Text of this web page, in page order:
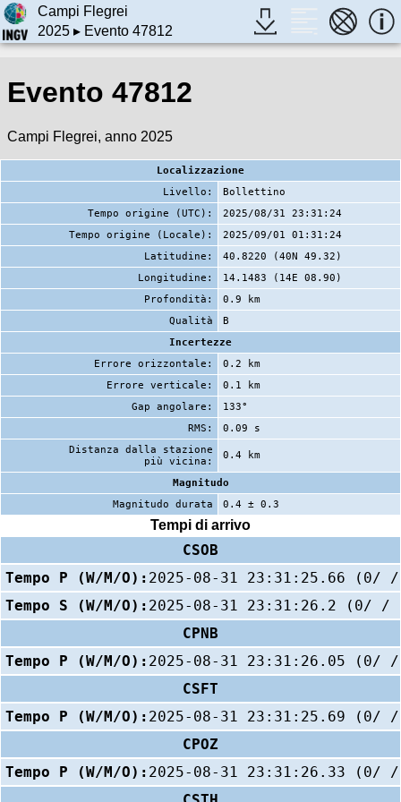
Campi Flegrei
2025▸ Evento 47812
Evento 47812
Campi Flegrei, anno 2025
Localizzazione
Livello:
Bollettino
Tempo origine (UTC):
2025/08/31 23:31:24
Tempo origine (Locale):
2025/09/01 01:31:24
Latitudine:
40.8220 (40N 49.32)
Longitudine:
14.1483 (14E 08.90)
Profondità:
0.9 km
Qualità
B
Incertezze
Errore orizzontale:
0.2 km
Errore verticale:
0.1 km
Gap angolare:
133°
RMS:
0.09 s
Distanza dalla stazione
più vicina:
0.4 km
Magnitudo
Magnitudo durata
0.4 ± 0.3
Tempi di arrivo
CSOB
Tempo P (W/M/O): 2025-08-31 23:31:25.66 (0/
Tempo S (W/M/O): 2025-08-31 23:31:26.2 (0/ /
CPNB
Tempo P (W/M/O): 2025-08-31 23:31:26.05 (0/
CSFT
Tempo P (W/M/O): 2025-08-31 23:31:25.69 (0/
CPOZ
Tempo P (W/M/O): 2025-08-31 23:31:26.33 (0/